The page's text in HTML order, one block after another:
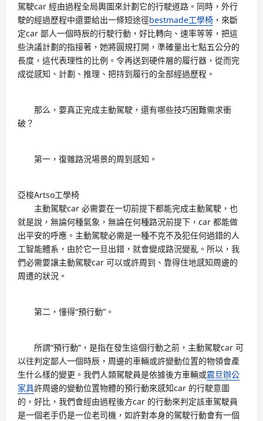
駕駛car 經由過程全局輿圖來計劃它的行駛道路。同時，外行
駛的經過歷程中還要給出一條短途徑bestmade工學椅 ，來斷
定car 鄙人一個時辰的行駛行動，好比轉向、速率等等，把這
些決議計劃的指接著，她將圓規打開，準確量出七點五公分的
長度，這代表理性的比例。令再送到硬件層的履行器，從而完
成從感知、計劃、推理、把持到履行的全部經過歷程。
那么，要真正完成主動駕駛，還有哪些技巧困難需求衝
破？
第一，復雜路況場景的周到感知。
亞梭Artso工學椅
主動駕駛car 必需要在一切前提下都能完成主動駕駛，也
就是說，無論何種氣象，無論在何種路況前提下，car 都能做
出平安的呼應。主動駕駛必需是一種不克不及犯任何過錯的人
工智能體系，由於它一旦出錯，就會變成路況變亂。所以，我
們必需要讓主動駕駛car 可以或許周到、靠得住地感知周邊的
周遭的狀況。
第二，懂得“預行動”。
所謂“預行動”，是指在發生這個行動之前，主動駕駛car 可
以往判定鄙人一個時辰，周邊的車輛或許變動位置的物領會產
生什么樣的變更。我們人類駕駛員是依據後方車輛或震旦辦公
家具許周邊的變動位置物體的預行動來感知car 的行駛意圖
的，好比，我們會經由過程後方car 的行動來判定該車駕駛員
是一個老手仍是一位老司機，如許對本身的駕駛行動會有一個